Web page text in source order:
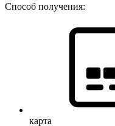
Способ получения:
карта